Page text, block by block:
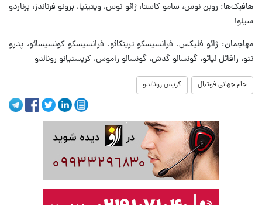
هافبک‌ها: روبن نوس، سامو کاستا، ژائو نوس، ویتینیا، برونو فرناندز، برناردو
سیلوا
مهاجمان: ژائو فلیکس، فرانسیسکو ترینکائو، فرانسیسکو کونسیسائو، پدرو
نتو، رافائل لیائو، گونسالو گدش، گونسالو راموس، کریستیانو رونالدو
جام جهانی فوتبال کریس رونالدو